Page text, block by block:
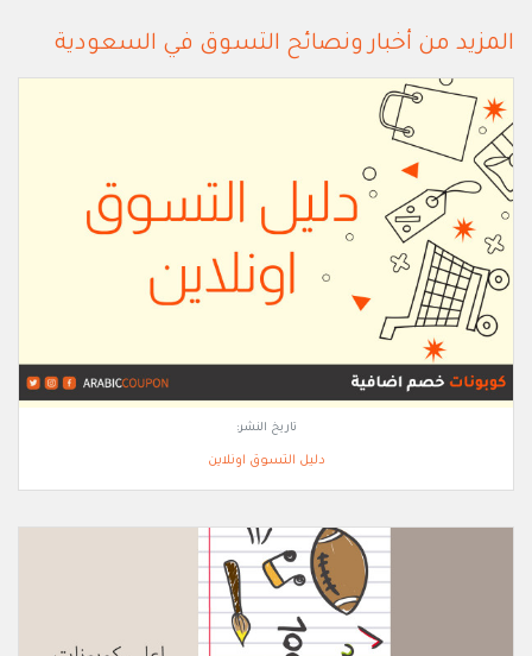
المزيد من أخبار ونصائح التسوق في السعودية
تاريخ النشر:
دليل التسوق اونلاين